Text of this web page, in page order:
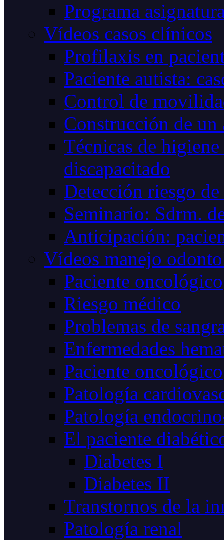
Programa
Vídeos casos clínicos
Profilaxis en
Paciente autista:
Control de
Construcción de un
Técnicas de
discapacitado
Detección riesgo de
Seminario: Sdrm.
Anticipación:
Vídeos manejo
Paciente oncológico
Riesgo médico
Problemas de
Enfermedades
Paciente oncológico
Patología
Patología
El paciente
Diabetes I
Diabetes II
Transtornos de la
Patología renal